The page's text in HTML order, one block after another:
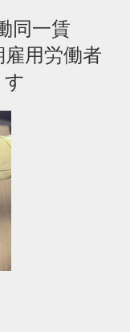
同一賃
用労働者